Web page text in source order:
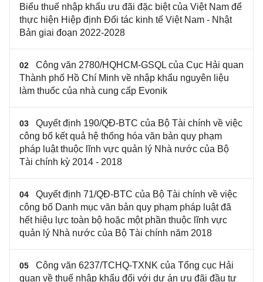
Biểu thuế nhập khẩu ưu đãi đặc biệt của Việt Nam để
thực hiện Hiệp định Đối tác kinh tế Việt Nam - Nhật
Bản giai đoạn 2022-2028
02
Công văn 2780/HQHCM-GSQL của Cục Hải quan
Thành phố Hồ Chí Minh về nhập khẩu nguyên liệu
làm thuốc của nhà cung cấp Evonik
03
Quyết định 190/QĐ-BTC của Bộ Tài chính về việc
công bố kết quả hệ thống hóa văn bản quy phạm
pháp luật thuộc lĩnh vực quản lý Nhà nước của Bộ
Tài chính kỳ 2014 - 2018
04
Quyết định 71/QĐ-BTC của Bộ Tài chính về việc
công bố Danh mục văn bản quy phạm pháp luật đã
hết hiệu lực toàn bộ hoặc một phần thuộc lĩnh vực
quản lý Nhà nước của Bộ Tài chính năm 2018
05
Công văn 6237/TCHQ-TXNK của Tổng cục Hải
quan về thuế nhập khẩu đối với dự án ưu đãi đầu tư